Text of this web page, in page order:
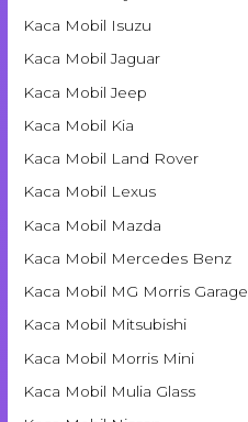
Kaca Mobil Isuzu
Kaca Mobil Jaguar
Kaca Mobil Jeep
Kaca Mobil Kia
Kaca Mobil Land Rover
Kaca Mobil Lexus
Kaca Mobil Mazda
Kaca Mobil Mercedes Benz
Kaca Mobil MG Morris Garage
Kaca Mobil Mitsubishi
Kaca Mobil Morris Mini
Kaca Mobil Mulia Glass